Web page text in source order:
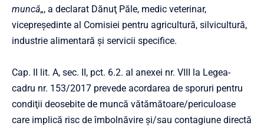
muncă„, a declarat Dănuţ Păle, medic veterinar,
vicepreşedinte al Comisiei pentru agricultură, silvicultură,
industrie alimentară şi servicii specifice.
Cap. II lit. A, sec. II, pct. 6.2. al anexei nr. VIII la Legea-
cadru nr. 153/2017 prevede acordarea de sporuri pentru
condiţii deosebite de muncă vătămătoare/periculoase
care implică risc de îmbolnăvire şi/sau contagiune directă